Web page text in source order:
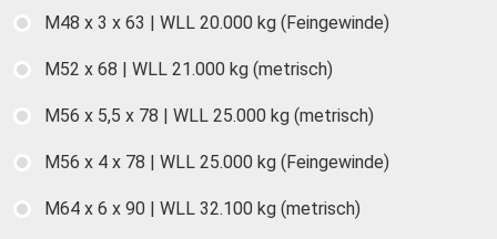
M48 x 3 x 63 | WLL 20.000 kg (Feingewinde)
M52 x 68 | WLL 21.000 kg (metrisch)
M56 x 5,5 x 78 | WLL 25.000 kg (metrisch)
M56 x 4 x 78 | WLL 25.000 kg (Feingewinde)
M64 x 6 x 90 | WLL 32.100 kg (metrisch)